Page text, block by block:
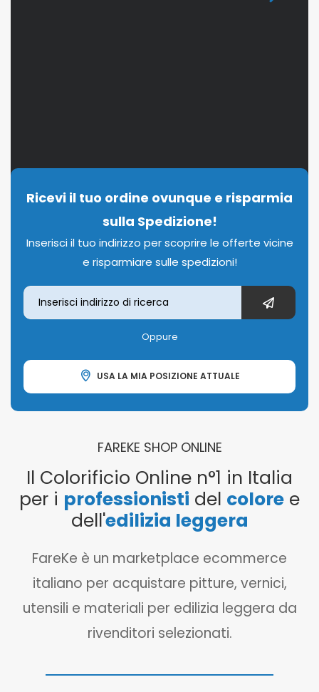
Ricevi il tuo ordine ovunque e risparmia
sulla Spedizione!
Inserisci il tuo indirizzo per scoprire le offerte vicine
e risparmiare sulle spedizioni!
Oppure
USA LA MIA POSIZIONE ATTUALE
FAREKE SHOP ONLINE
Il Colorificio Online n°1 in Italia
per i professionisti del colore e
dell'edilizia leggera
FareKe è un marketplace ecommerce
italiano per acquistare pitture, vernici,
utensili e materiali per edilizia leggera da
rivenditori selezionati.